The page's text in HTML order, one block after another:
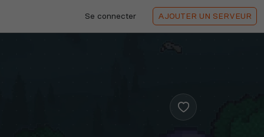
Se connecter AJOUTER UN SERVEUR